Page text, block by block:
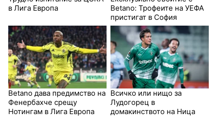
в Лига Европа
Betanо: Трофеите на УЕФА
пристигат в София
Betano дава предимство на
Фенербахче срещу
Нотингам в Лига Европа
Всичко или нищо за
Лудогорец в
домакинството на Ница